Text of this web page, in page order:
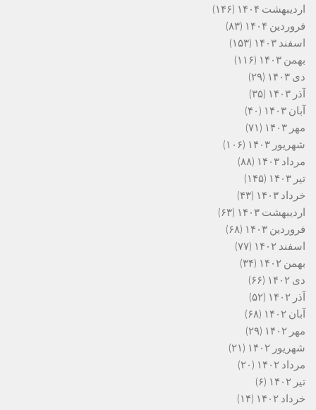
اردیبهشت ۱۴۰۴
(۱۴۶)
فروردین ۱۴۰۴
(۸۳)
اسفند ۱۴۰۳
(۱۵۳)
بهمن ۱۴۰۳
(۱۱۶)
دی ۱۴۰۳
(۲۹)
آذر ۱۴۰۳
(۳۵)
آبان ۱۴۰۳
(۴۰)
مهر ۱۴۰۳
(۷۱)
شهریور ۱۴۰۳
(۱۰۶)
مرداد ۱۴۰۳
(۸۸)
تیر ۱۴۰۳
(۱۴۵)
خرداد ۱۴۰۳
(۴۳)
اردیبهشت ۱۴۰۳
(۶۳)
فروردین ۱۴۰۳
(۶۸)
اسفند ۱۴۰۲
(۷۷)
بهمن ۱۴۰۲
(۳۴)
دی ۱۴۰۲
(۶۶)
آذر ۱۴۰۲
(۵۲)
آبان ۱۴۰۲
(۶۸)
مهر ۱۴۰۲
(۲۹)
شهریور ۱۴۰۲
(۲۱)
مرداد ۱۴۰۲
(۲۰)
تیر ۱۴۰۲
(۶)
خرداد ۱۴۰۲
(۱۴)